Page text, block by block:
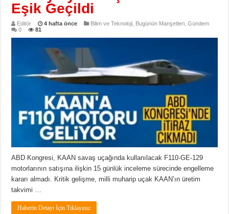
Eşik Geçildi
Editör 4 hafta önce Bilim ve Teknoloji Bugünün Manşetleri ,Gündem
0
81
ABD Kongresi, KAAN savaş uçağında kullanılacak F110-GE-129
motorlarının satışına ilişkin 15 günlük inceleme sürecinde engelleme
kararı almadı. Kritik gelişme, milli muharip uçak KAAN’ın üretim
takvimi …
Haberin Detayı İçin Tıklayınız